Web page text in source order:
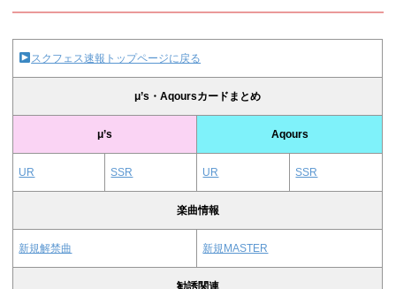
スクフェス速報トップページに戻る
μ’s・Aqoursカードまとめ
μ’s Aqours
UR SSR UR SSR
楽曲情報
新規解禁曲 新規MASTER
勧誘関連